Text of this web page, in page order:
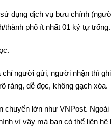
dụng dịch vụ bưu chính
thành phố ít nhất 01 ký tự trống.
người gửi, người nhận thì
ràng, dễ đọc, không gạch xóa.
lớn như VNPost. Ngoài
vì vậy mà bạn có thể liên